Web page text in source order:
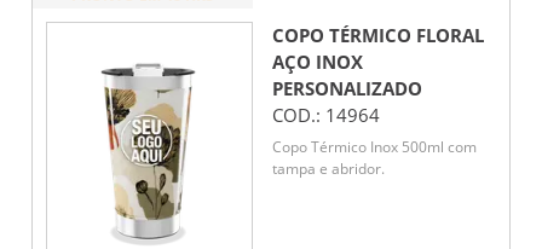
COPO TÉRMICO FLORAL
AÇO INOX
PERSONALIZADO
COD.: 14964
Copo Térmico Inox 500ml com
tampa e abridor.